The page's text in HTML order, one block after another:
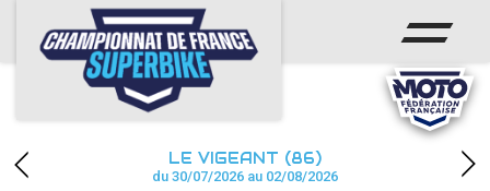
ACCUEIL
CHAMPIONNAT
CALENDRIERLE VIGEANT (86)
du 30/07/2026 au 02/08/2026